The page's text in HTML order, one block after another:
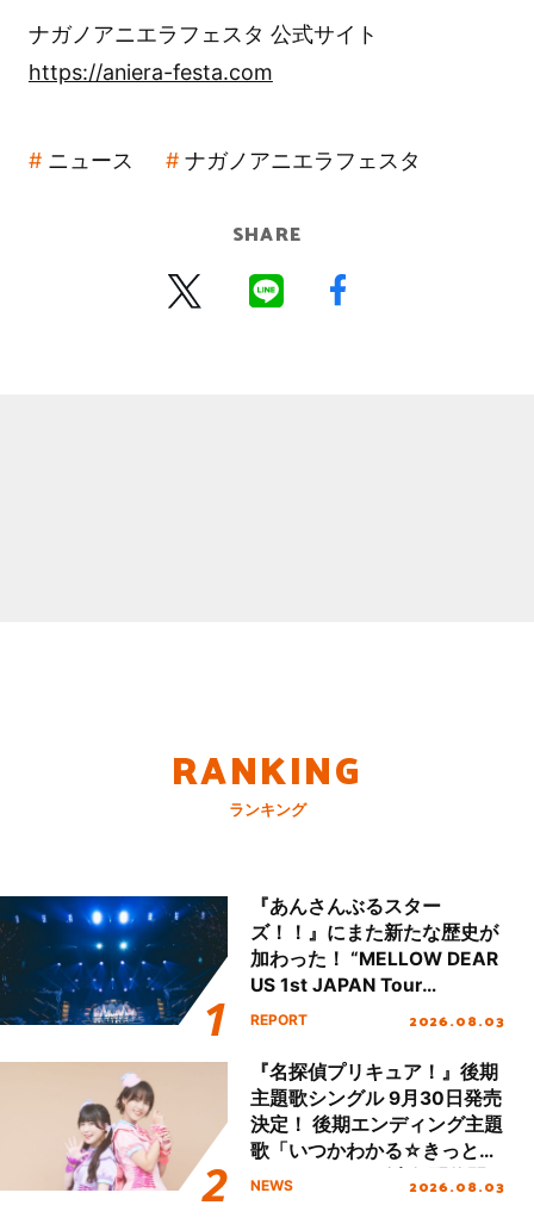
ナガノアニエラフェスタ 公式サイト
https://aniera-festa.com
ニュース ナガノアニエラフェスタ
SHARE
RANKING
ランキング
『あんさんぶるスター
ズ！！』にまた新たな歴史が
加わった！ “MELLOW DEAR
US 1st JAPAN Tour
Final「NICE to meet YOU
ート!!
REPORT 2026.08.03
『名探偵プリキュア！』後期
主題歌シングル 9月30日発売
決定！ 後期エンディング主題
歌「いつかわかる☆きっとあ
える」TVサイズ先行配信開
NEWS 2026.08.03